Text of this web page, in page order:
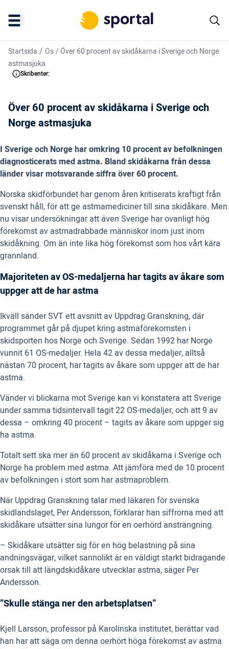
Startsida / Os/Över 60 procent av skidåkarna i Sverige och Norge
astmasjuka
Skribenter:
Över 60 procent av skidåkarna i Sverige och
Norge astmasjuka
I Sverige och Norge har omkring 10 procent av befolkningen
diagnosticerats med astma. Bland skidåkarna från dessa
länder visar motsvarande siffra över 60 procent.
Norska skidförbundet har genom åren kritiserats kraftigt från
svenskt håll, för att ge astmamediciner till sina skidåkare. Men
nu visar undersökningar att även Sverige har ovanligt hög
förekomst av astmadrabbade människor inom just inom
skidåkning. Om än inte lika hög förekomst som hos vårt kära
grannland.
Majoriteten av OS-medaljerna har tagits av åkare som
uppger att de har astma
Ikväll sänder SVT ett avsnitt av Uppdrag Granskning, där
programmet går på djupet kring astmaförekomsten i
skidsporten hos Norge och Sverige. Sedan 1992 har Norge
vunnit 61 OS-medaljer. Hela 42 av dessa medaljer, alltså
nästan 70 procent, har tagits av åkare som uppger att de har
astma.
Vänder vi blickarna mot Sverige kan vi konstatera att Sverige
under samma tidsintervall tagit 22 OS-medaljer, och att 9 av
dessa – omkring 40 procent – tagits av åkare som uppger sig
ha astma.
Totalt sett ska mer än 60 procent av skidåkarna i Sverige och
Norge ha problem med astma. Att jämföra med de 10 procent
av befolkningen i stort som har astmaproblem.
När Uppdrag Granskning talar med läkaren för svenska
skidlandslaget, Per Andersson, förklarar han siffrorna med att
skidåkare utsätter sina lungor för en oerhörd ansträngning.
– Skidåkare utsätter sig för en hög belastning på sina
andningsvägar, vilket sannolikt är en väldigt starkt bidragande
orsak till att längdskidåkare utvecklar astma, säger Per
Andersson.
”Skulle stänga ner den arbetsplatsen”
Kjell Larsson, professor på Karolinska institutet, berättar vad
han har att säga om denna oerhört höga förekomst av astma